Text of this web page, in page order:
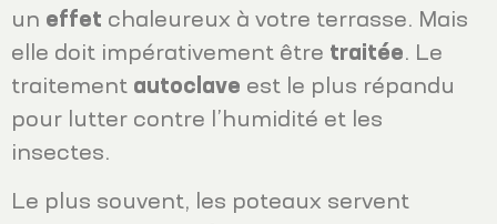
un effet chaleureux à votre terrasse. Mais
elle doit impérativement être traitée. Le
traitement autoclave est le plus répandu
pour lutter contre l’humidité et les
insectes.
Le plus souvent, les poteaux servent